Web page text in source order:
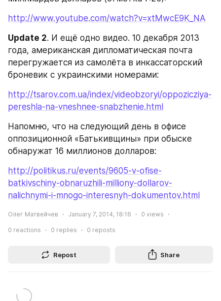
http://www.youtube.com/watch?v=xtMwcE9K_NA
Update 2. И ещё одно видео. 10 декабря 2013
года, американская дипломатическая почта
перегружается из самолёта в инкассаторский
броневик с украинскими номерами:
http://tsarov.com.ua/index/videobzoryi/oppozicziya-
pereshla-na-vneshnee-snabzhenie.html
Напомню, что на следующий день в офисе
оппозиционной «Батькивщины» при обыске
обнаружат 16 миллионов долларов:
http://politikus.ru/events/9605-v-ofise-
batkivschiny-obnaruzhili-milliony-dollarov-
nalichnymi-i-mnogo-interesnyh-dokumentov.html
Олег Матвейчев January 7, 2014, 18:16 0 views
0 reactions 0 replies 0 reposts
Repost Share